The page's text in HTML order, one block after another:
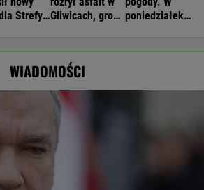
Strefy
Gliwicach, grozi poniedziałek
WIADOMOŚCI